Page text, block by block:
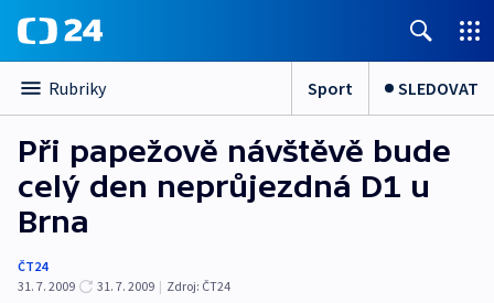
Rubriky Sport SLEDOVAT
Při papežově návštěvě bude
celý den neprůjezdná D1 u
Brna
ČT24
31. 7. 2009
31. 7. 2009 | Zdroj: ČT24